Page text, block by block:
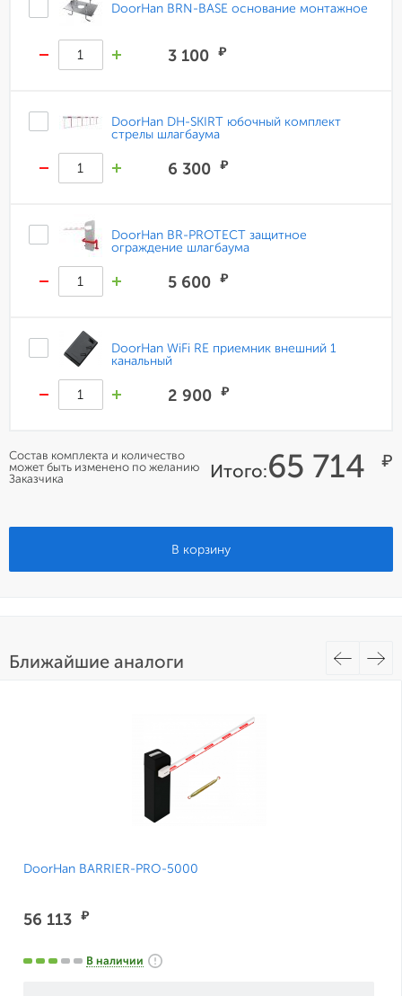
DoorHan BRN-BASE основание монтажное
3 100 ₽
DoorHan DH-SKIRT юбочный комплект
стрелы шлагбаума
6 300 ₽
DoorHan BR-PROTECT защитное
ограждение шлагбаума
5 600 ₽
DoorHan WiFi RE приемник внешний 1
канальный
2 900 ₽
Состав комплекта и количество
может быть изменено по желанию
Заказчика
Итого:65 714 ₽
В корзину
Ближайшие аналоги
DoorHan BARRIER-PRO-5000
56 113 ₽
В наличии